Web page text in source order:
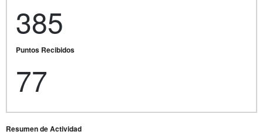
385
Puntos Recibidos
77
Resumen de Actividad